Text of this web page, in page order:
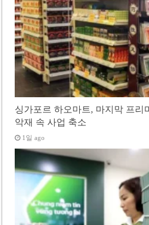
싱가포르 하오마트, 마지막 프
악재 속 사업 축소
1일 ago